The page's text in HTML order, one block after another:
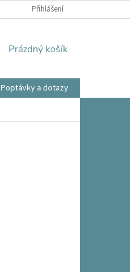
OBCHODNÍ PODMÍNKY
Přihlášení
NÁKUPNÍ
Prázdný košík
Poptávky a dotazy